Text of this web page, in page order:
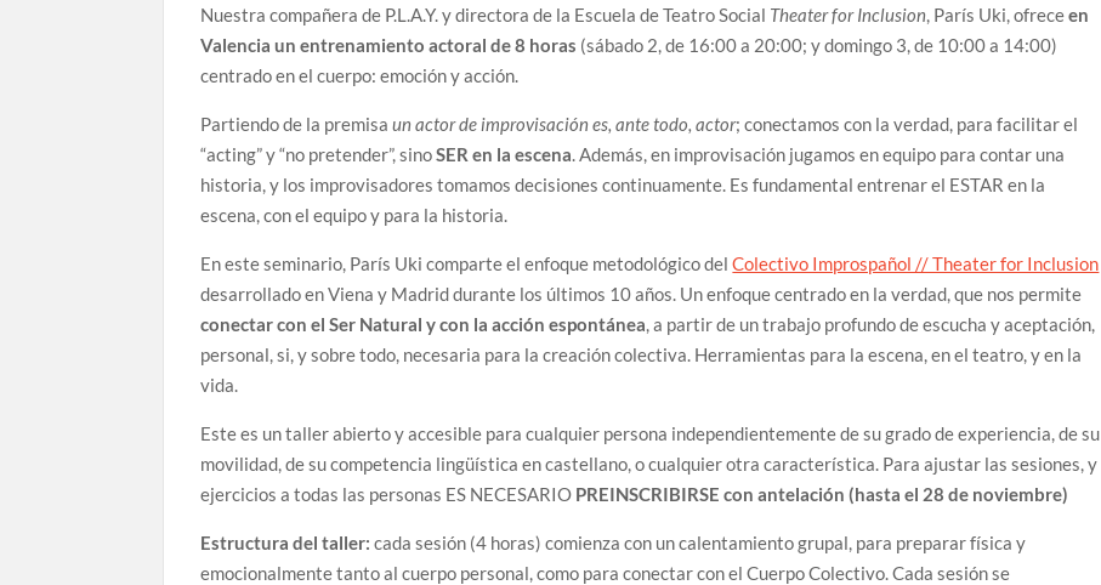
Nuestra compañera de P.L.A.Y. y directora de la Escuela de Teatro Social Theater for Inclusion, París Uki, ofreceen
Valencia un entrenamiento actoral de 8 horas (sábado 2, de 16:00 a 20:00; y domingo 3, de 10:00 a 14:00)
centrado en el cuerpo: emoción y acción.
Partiendo de la premisaun actor de improvisación es, ante todo, actor; conectamos con la verdad, para facilitar el
“acting” y “no pretender”, sinoSER en la escena. Además, en improvisación jugamos en equipo para contar una
historia, y los improvisadores tomamos decisiones continuamente. Es fundamental entrenar el ESTAR en la
escena, con el equipo y para la historia.
En este seminario, París Uki comparte el enfoque metodológico delColectivo Improspañol // Theater for Inclusion
desarrollado en Viena y Madrid durante los últimos 10 años. Un enfoque centrado en la verdad, que nos permite
conectar con el Ser Natural y con la acción espontánea, a partir de un trabajo profundo de escucha y aceptación,
personal, si, y sobre todo, necesaria para la creación colectiva. Herramientas para la escena, en el teatro, y en la
vida.
Este es un taller abierto y accesible para cualquier persona independientemente de su grado de experiencia, de su
movilidad, de su competencia lingüística en castellano, o cualquier otra característica. Para ajustar las sesiones, y
ejercicios a todas las personas ES NECESARIO PREINSCRIBIRSE con antelación (hasta el 28 de noviembre)
Estructura del taller: cada sesión (4 horas) comienza con un calentamiento grupal, para preparar física y
emocionalmente tanto al cuerpo personal, como para conectar con el Cuerpo Colectivo. Cada sesión se